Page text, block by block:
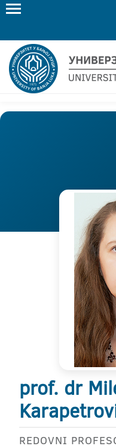
prof. dr
REDOVNI